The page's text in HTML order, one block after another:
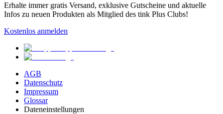
Erhalte immer gratis Versand, exklusive Gutscheine und aktuelle
Infos zu neuen Produkten als Mitglied des tink Plus Clubs!
Kostenlos anmelden
AGB
Datenschutz
Impressum
Glossar
Dateneinstellungen